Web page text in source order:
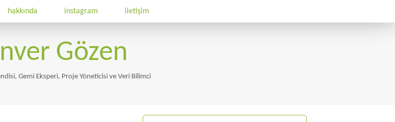
hakkında instagram iletişim
Gözen
Gemi Eksperi, Proje Yöneticisi ve Veri Bilimci